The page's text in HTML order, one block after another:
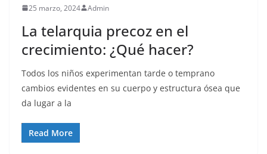
25 marzo, 2024 Admin
La telarquia precoz en el
crecimiento: ¿Qué hacer?
Todos los niños experimentan tarde o temprano
cambios evidentes en su cuerpo y estructura ósea que
da lugar a la
Read More